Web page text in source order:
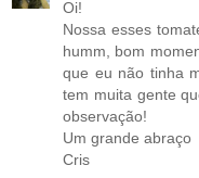
Oi!
Nossa esses
humm, bom
que eu não tinha
tem muita gente
observação!
Um grande abraço
Cris